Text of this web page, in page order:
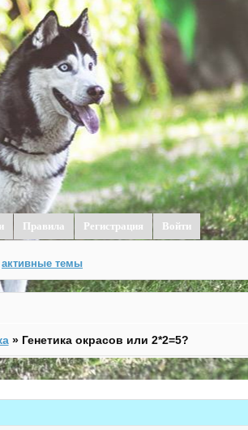
Правила Регистрация Войти
активные темы
» Генетика окрасов или 2*2=5?